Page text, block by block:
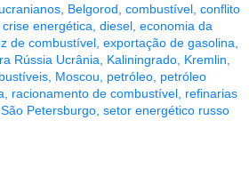
Belgorod combustível conflito
crise energética diesel economia da
de combustível exportação de gasolina
Rússia Ucrânia Kaliningrado Kremlin
Moscou petróleo petróleo
racionamento de combustível refinarias
São Petersburgo setor energético russo